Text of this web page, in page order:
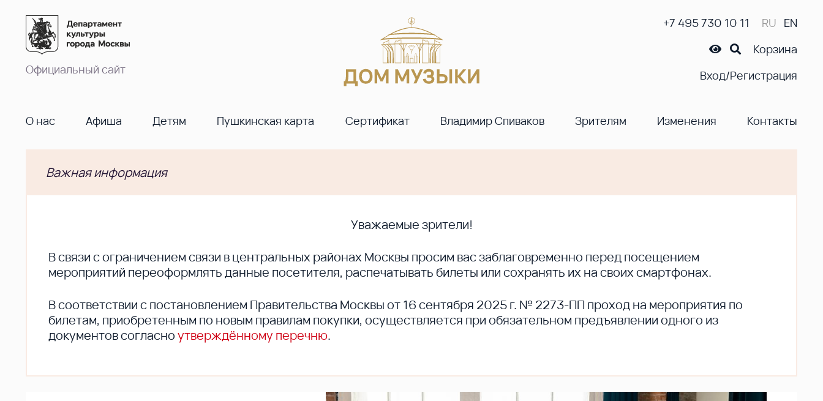
Официальный сайт
+7 495 730 10 11 RU EN
Корзина
Вход/Регистрация
О нас Афиша Детям Пушкинская карта Сертификат Владимир Спиваков Зрителям Изменения Контакты
Важная информация
Уважаемые зрители!
В cвязи с ограничением связи в центральных районах Москвы просим вас заблаговременно перед посещением
мероприятий переоформлять данные посетителя, распечатывать билеты или сохранять их на своих смартфонах.
В соответствии с постановлением Правительства Москвы от 16 сентября 2025 г. № 2273-ПП проход на мероприятия по
билетам, приобретенным по новым правилам покупки, осуществляется при обязательном предъявлении одного из
документов согласноутверждённому перечню.